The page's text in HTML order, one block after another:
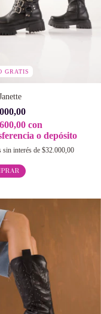
GRATIS
con
o depósito
sin interés de $32.000,00